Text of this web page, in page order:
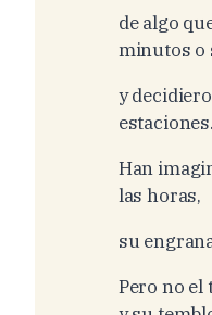
de algo
minutos o
y
estaciones.
Han
las horas,
su
Pero no el